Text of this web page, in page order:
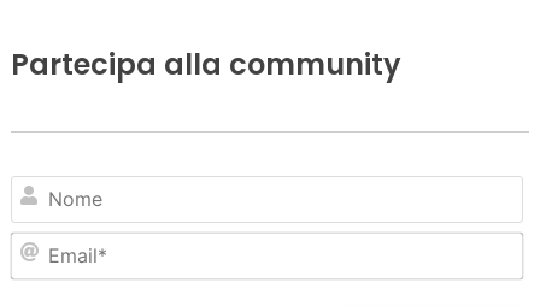
Partecipa alla community